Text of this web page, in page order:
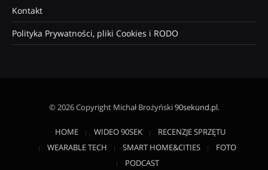
Kontakt
Polityka Prywatności, pliki Cookies i RODO
© 2026 Copyright Michał Brożyński90sekund.pl.
HOME WIDEO 90SEK
RECENZJE SPRZĘTU
WEARABLE TECH
SMART HOME&CITIES
FOTO
PODCAST